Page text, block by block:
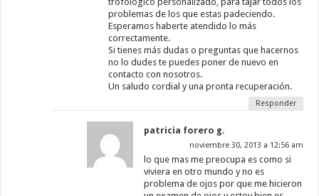
problemas de los que estas padeciendo.
Esperamos haberte atendido lo más
correctamente.
Si tienes más dudas o preguntas que hacernos
no lo dudes te puedes poner de nuevo en
contacto con nosotros.
Un saludo cordial y una pronta recuperación.
Responder
patricia forero g.
noviembre 30, 2013 a 12:56 am
lo que mas me preocupa es como si
viviera en otro mundo y no es
problema de ojos por que me hicieron